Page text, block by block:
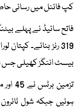
کپ فائنل میں رسائی
بیسٹ اننگز کھیلی جس میں 20 چوکے اور 4 چھکے